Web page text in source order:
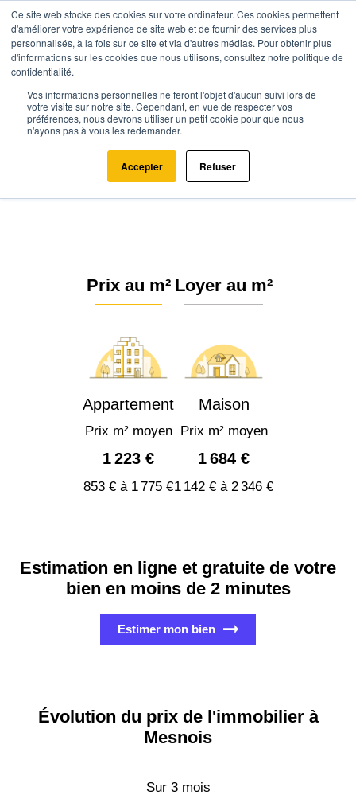
Ce site web stocke des cookies sur votre ordinateur. Ces cookies permettent
d'améliorer votre expérience de site web et de fournir des services plus
personnalisés, à la fois sur ce site et via d'autres médias. Pour obtenir plus
d'informations sur les cookies que nous utilisons, consultez notre politique de
confidentialité.
Vos informations personnelles ne feront l'objet d'aucun suivi lors de
votre visite sur notre site. Cependant, en vue de respecter vos
préférences, nous devrons utiliser un petit cookie pour que nous
n'ayons pas à vous les redemander.
Accepter Refuser
Agence.immo Prix immobilier Bourgogne-Franche-Comté Jura
Mesnois (39130)
Estimation immobilière à Mesnois
: Prix m² 2026
Prix au m²
Appartement
Prix m² moyen
1 223 €
853 € à 1 775 €
Loyer au m²
Maison
Prix m² moyen
1 684 €
1 142 € à 2 346 €
Estimation en ligne et gratuite de votre
bien en moins de 2 minutes
Estimer mon bien
Évolution du prix de l'immobilier à
Mesnois
Sur 3 mois